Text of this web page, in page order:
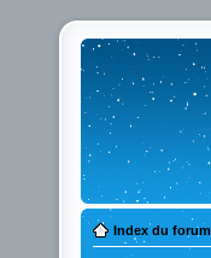
Index du forum